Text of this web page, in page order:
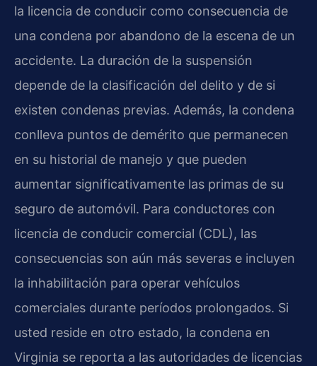
la licencia de conducir como consecuencia de
una condena por abandono de la escena de un
accidente. La duración de la suspensión
depende de la clasificación del delito y de si
existen condenas previas. Además, la condena
conlleva puntos de demérito que permanecen
en su historial de manejo y que pueden
aumentar significativamente las primas de su
seguro de automóvil. Para conductores con
licencia de conducir comercial (CDL), las
consecuencias son aún más severas e incluyen
la inhabilitación para operar vehículos
comerciales durante períodos prolongados. Si
usted reside en otro estado, la condena en
Virginia se reporta a las autoridades de licencias